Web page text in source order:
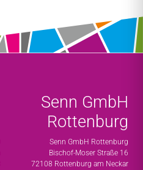
Senn GmbH
Rottenburg
Senn GmbH Rottenburg
Bischof-Moser Straße 16
72108 Rottenburg am Neckar